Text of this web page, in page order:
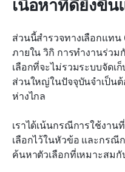
เนื้อหาที่ดียิ่งขึ้น
ส่วนนี้สำรวจทางเลือกแท
ภายใน วิกิ การทำงานร่วม
เลือกที่จะไม่รวมระบบจัดเ
ส่วนใหญ่ในปัจจุบันจำเป็น
ห่างไกล
เราได้เน้นกรณีการใช้งา
เลือกไว้ในหัวข้อ และกรณี
ค้นหาตัวเลือกที่เหมาะสม